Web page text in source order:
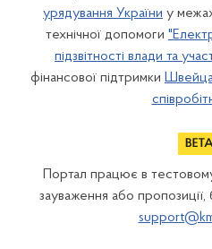
урядування України у
технічної допомоги
підзвітності влади та
фінансової підтримки
Портал працює в
зауваження або пропозиції,